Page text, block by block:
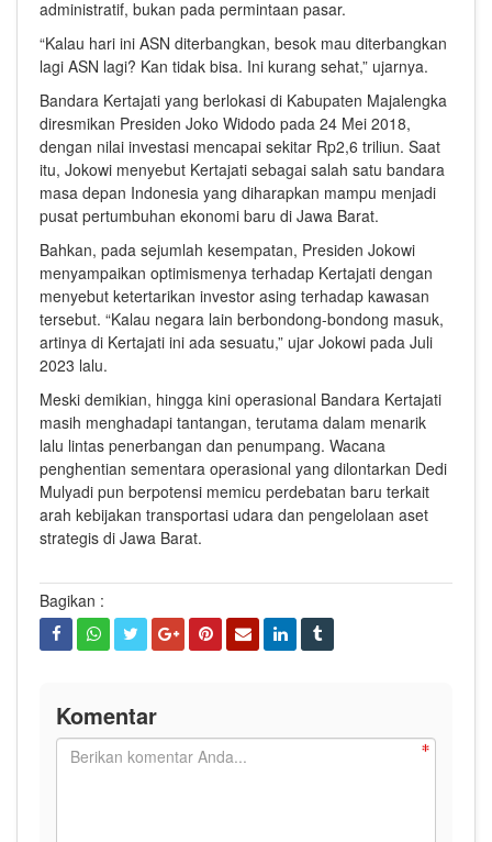
administratif, bukan pada permintaan pasar.
“Kalau hari ini ASN diterbangkan, besok mau diterbangkan
lagi ASN lagi? Kan tidak bisa. Ini kurang sehat,” ujarnya.
Bandara Kertajati yang berlokasi di Kabupaten Majalengka
diresmikan Presiden Joko Widodo pada 24 Mei 2018,
dengan nilai investasi mencapai sekitar Rp2,6 triliun. Saat
itu, Jokowi menyebut Kertajati sebagai salah satu bandara
masa depan Indonesia yang diharapkan mampu menjadi
pusat pertumbuhan ekonomi baru di Jawa Barat.
Bahkan, pada sejumlah kesempatan, Presiden Jokowi
menyampaikan optimismenya terhadap Kertajati dengan
menyebut ketertarikan investor asing terhadap kawasan
tersebut. “Kalau negara lain berbondong-bondong masuk,
artinya di Kertajati ini ada sesuatu,” ujar Jokowi pada Juli
2023 lalu.
Meski demikian, hingga kini operasional Bandara Kertajati
masih menghadapi tantangan, terutama dalam menarik
lalu lintas penerbangan dan penumpang. Wacana
penghentian sementara operasional yang dilontarkan Dedi
Mulyadi pun berpotensi memicu perdebatan baru terkait
arah kebijakan transportasi udara dan pengelolaan aset
strategis di Jawa Barat.
Bagikan :
Komentar